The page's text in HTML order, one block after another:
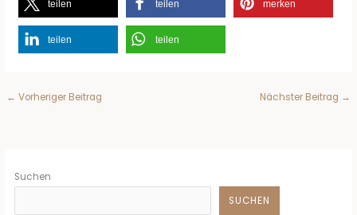
teilen teilen merken
teilen teilen
← Vorheriger Beitrag Nächster Beitrag →
Suchen
SUCHEN